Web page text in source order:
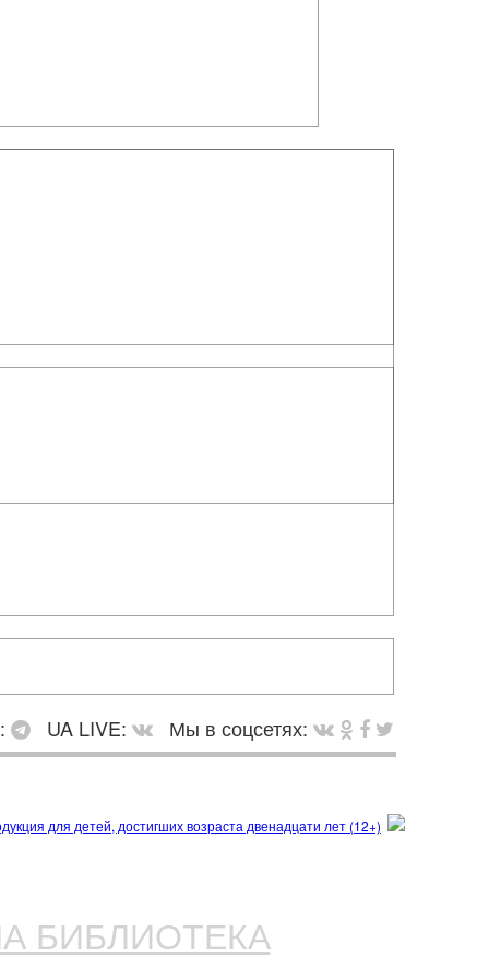
UA LIVE:
Мы в соцсетях:
БИБЛИОТЕКА